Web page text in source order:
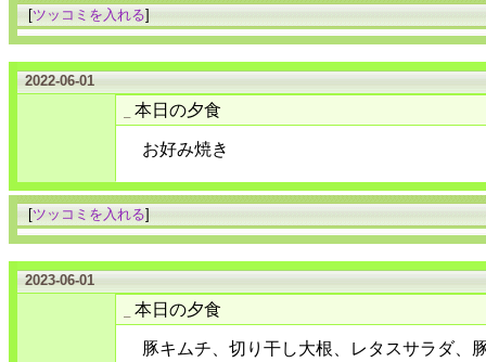
[ツッコミを入れる]
2022-06-01
本日の夕食
お好み焼き
[ツッコミを入れる]
2023-06-01
本日の夕食
豚キムチ、切り干し大根、レタスサラダ、